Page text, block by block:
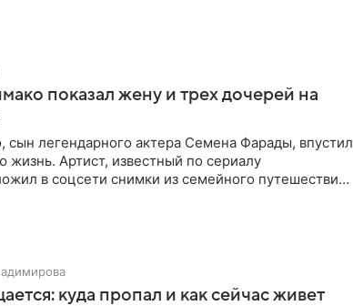
показал жену и трех дочерей на
легендарного актера Семена Фарады, впустил
жизнь. Артист, известный по сериалу
в соцсети снимки из семейного путешествия
куда пропал и как сейчас живет